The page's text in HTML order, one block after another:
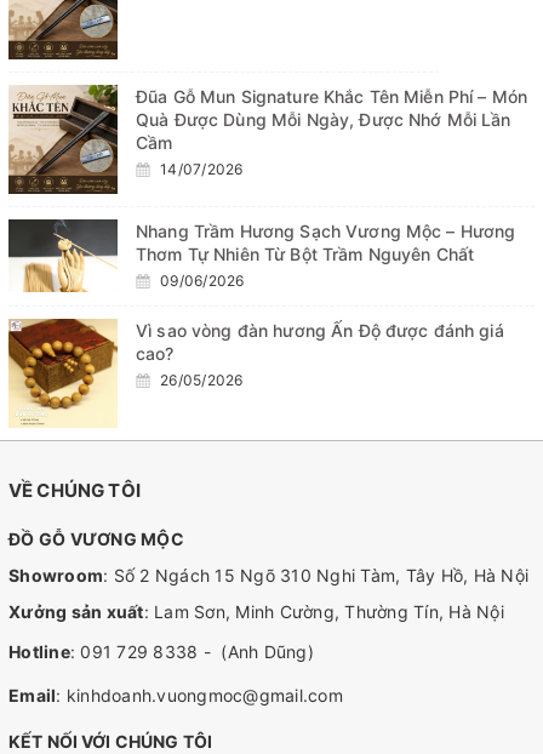
Đũa Gỗ Mun Signature Khắc Tên Miễn Phí – Món
Quà Được Dùng Mỗi Ngày, Được Nhớ Mỗi Lần
Cầm
14/07/2026
Nhang Trầm Hương Sạch Vương Mộc – Hương
Thơm Tự Nhiên Từ Bột Trầm Nguyên Chất
09/06/2026
Vì sao vòng đàn hương Ấn Độ được đánh giá
cao?
26/05/2026
VỀ CHÚNG TÔI
ĐỒ GỖ VƯƠNG MỘC
Showroom: Số 2 Ngách 15 Ngõ 310 Nghi Tàm, Tây Hồ, Hà Nội
Xưởng sản xuất: Lam Sơn, Minh Cường, Thường Tín, Hà Nội
Hotline:091 729 8338 - (Anh Dũng)
Email: kinhdoanh.vuongmoc@gmail.com
KẾT NỐI VỚI CHÚNG TÔI